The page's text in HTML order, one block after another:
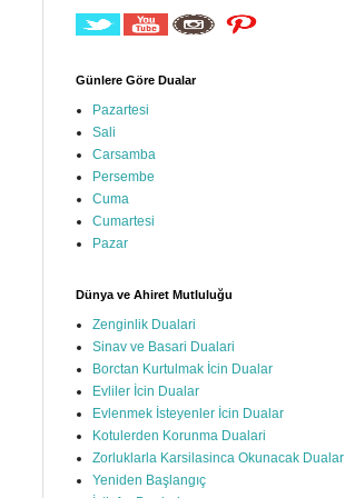
Günlere Göre Dualar
Pazartesi
Sali
Carsamba
Persembe
Cuma
Cumartesi
Pazar
Dünya ve Ahiret Mutluluğu
Zenginlik Dualari
Sinav ve Basari Dualari
Borctan Kurtulmak İcin Dualar
Evliler İcin Dualar
Evlenmek İsteyenler İcin Dualar
Kotulerden Korunma Dualari
Zorluklarla Karsilasinca Okunacak Dualar
Yeniden Başlangıç